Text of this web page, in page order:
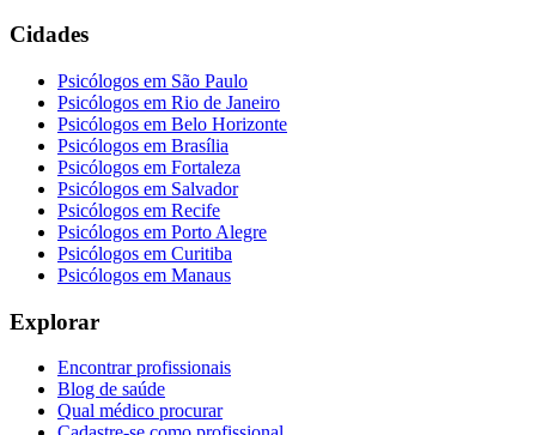
Cidades
Psicólogos em São Paulo
Psicólogos em Rio de Janeiro
Psicólogos em Belo Horizonte
Psicólogos em Brasília
Psicólogos em Fortaleza
Psicólogos em Salvador
Psicólogos em Recife
Psicólogos em Porto Alegre
Psicólogos em Curitiba
Psicólogos em Manaus
Explorar
Encontrar profissionais
Blog de saúde
Qual médico procurar